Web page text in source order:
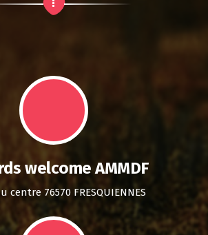
welcome AMMDF
centre 76570 FRESQUIENNES